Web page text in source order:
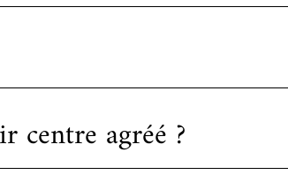
centre agréé ?